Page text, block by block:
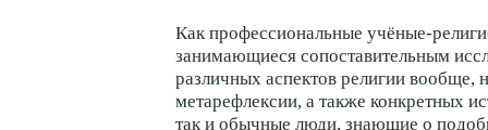
Как профессиональные учёные-
занимающиеся сопоставительным
различных аспектов религии вообще,
метарефлексии, а также конкретных
так и обычные люди, знающие о